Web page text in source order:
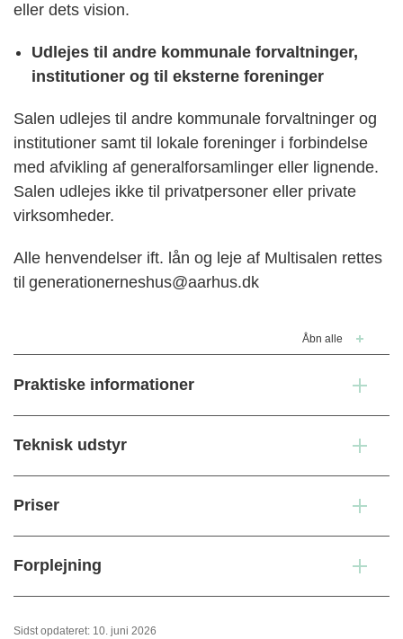
eller dets vision.
Udlejes til andre kommunale forvaltninger,
institutioner og til eksterne foreninger
Salen udlejes til andre kommunale forvaltninger og
institutioner samt til lokale foreninger i forbindelse
med afvikling af generalforsamlinger eller lignende.
Salen udlejes ikke til privatpersoner eller private
virksomheder.
Alle henvendelser ift. lån og leje af Multisalen rettes
til generationerneshus@aarhus.dk
Åbn alle
Praktiske informationer
Teknisk udstyr
Priser
Forplejning
Sidst opdateret: 10. juni 2026